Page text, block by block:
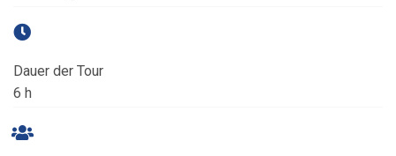
Dauer der Tour
6 h